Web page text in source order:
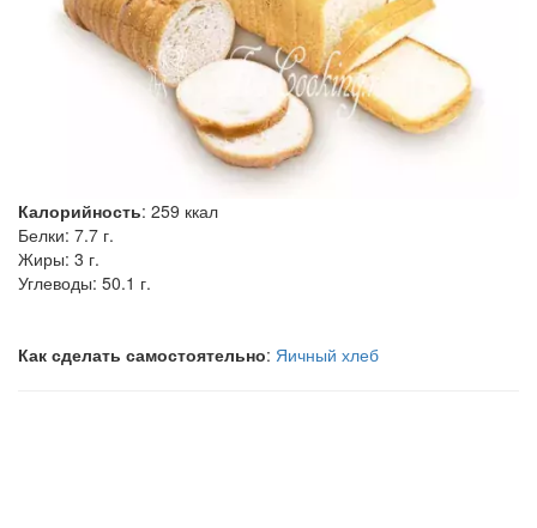
Калорийность: 259 ккал
Белки: 7.7 г.
Жиры: 3 г.
Углеводы: 50.1 г.
Как сделать самостоятельно: Яичный хлеб